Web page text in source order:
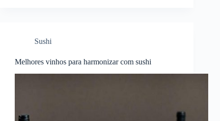
Sushi
Melhores vinhos para harmonizar com sushi